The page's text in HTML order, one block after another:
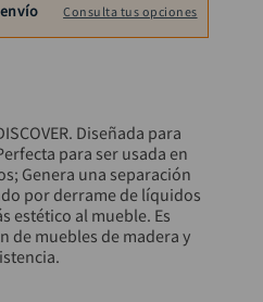
Consulta tus opciones
Diseñada para
para ser usada en
Genera una separación
por derrame de líquidos
estético al mueble. Es
de muebles de madera y